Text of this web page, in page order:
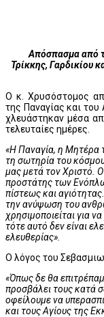
Απόσπασμα από
Τρίκκης, Γαρδικίου
O κ. Χρυσόστομος
της Παναγίας και
χλευάστηκαν μέσα
τελευταίες ημέρες.
«Η Παναγία, η Μητέρα
τη σωτηρία του
μας μετά τον Χριστό.
προστάτης των
πίστεως και
την ανύψωση του
χρησιμοποιείται για
τότε αυτό δεν είναι
ελευθερίας».
Ο λόγος του
«Όπως δε θα
προσβάλει τους κατά
οφείλουμε να
και τους Αγίους της